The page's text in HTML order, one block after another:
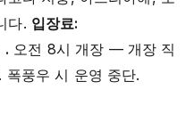
다. 입장료:
. 오전 8시 개장 — 개장 직
폭풍우 시 운영 중단.